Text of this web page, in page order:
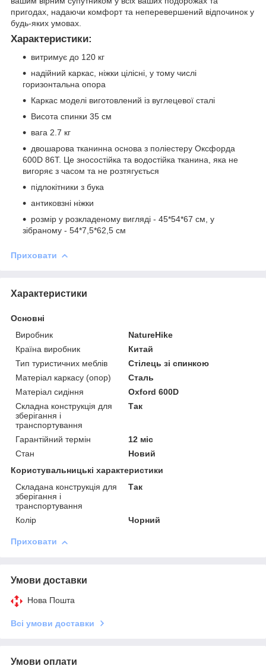
пригодах, надаючи комфорт та неперевершений відпочинок у
будь-яких умовах.
Характеристики:
витримує до 120 кг
надійний каркас, ніжки цілісні, у тому числі
горизонтальна опора
Каркас моделі виготовлений із вуглецевої сталі
Висота спинки 35 см
вага 2.7 кг
двошарова тканинна основа з поліестеру Оксфорда
600D 86T. Це зносостійка та водостійка тканина, яка не
вигоряє з часом та не розтягується
підлокітники з бука
антиковзні ніжки
розмір у розкладеному вигляді - 45*54*67 см, у
зібраному - 54*7,5*62,5 см
Приховати
Характеристики
Основні
Виробник
NatureHike
Країна виробник
Китай
Тип туристичних меблів
Стілець зі спинкою
Матеріал каркасу (опор)
Сталь
Матеріал сидіння
Oxford 600D
Складна конструкція для
зберігання і
транспортування
Так
Гарантійний термін
12 міс
Стан
Новий
Користувальницькі характеристики
Складана конструкція для
зберігання і
транспортування
Так
Колір Чорний
Приховати
Умови доставки
Нова Пошта
Всі умови доставки
Умови оплати